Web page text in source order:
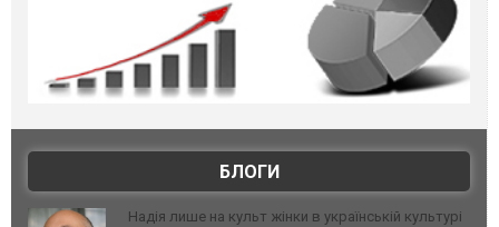
БЛОГИ
Надія лише на культ жінки в українській культурі